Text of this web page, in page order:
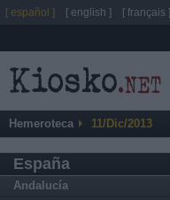
Hemeroteca 11/Dic/2013
España
Andalucía
[ español ] [ english ] [ français ]